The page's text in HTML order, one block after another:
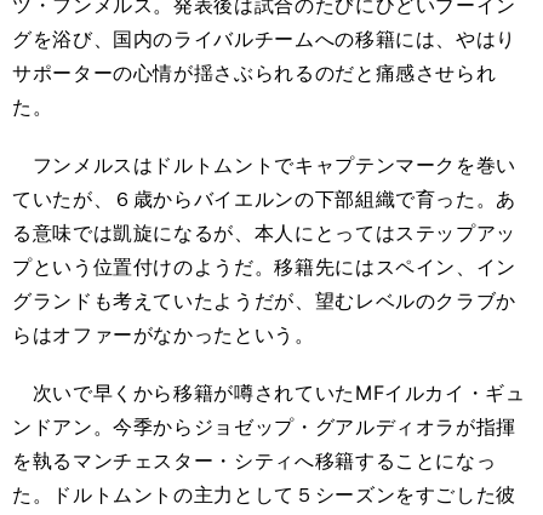
ツ・フンメルス。発表後は試合のたびにひどいブーイン
グを浴び、国内のライバルチームへの移籍には、やはり
サポーターの心情が揺さぶられるのだと痛感させられ
た。
フンメルスはドルトムントでキャプテンマークを巻い
ていたが、６歳からバイエルンの下部組織で育った。あ
る意味では凱旋になるが、本人にとってはステップアッ
プという位置付けのようだ。移籍先にはスペイン、イン
グランドも考えていたようだが、望むレベルのクラブか
らはオファーがなかったという。
次いで早くから移籍が噂されていたMFイルカイ・ギュ
ンドアン。今季からジョゼップ・グアルディオラが指揮
を執るマンチェスター・シティへ移籍することになっ
た。ドルトムントの主力として５シーズンをすごした彼